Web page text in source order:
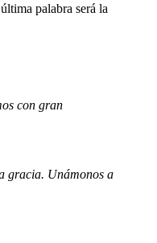
palabra será la
con gran
gracia. Unámonos a